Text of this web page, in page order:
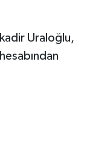
Uraloğlu,